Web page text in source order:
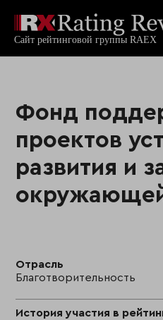
Фонд
проектов
развития и
Отрасль
Благотворительность
История участия в